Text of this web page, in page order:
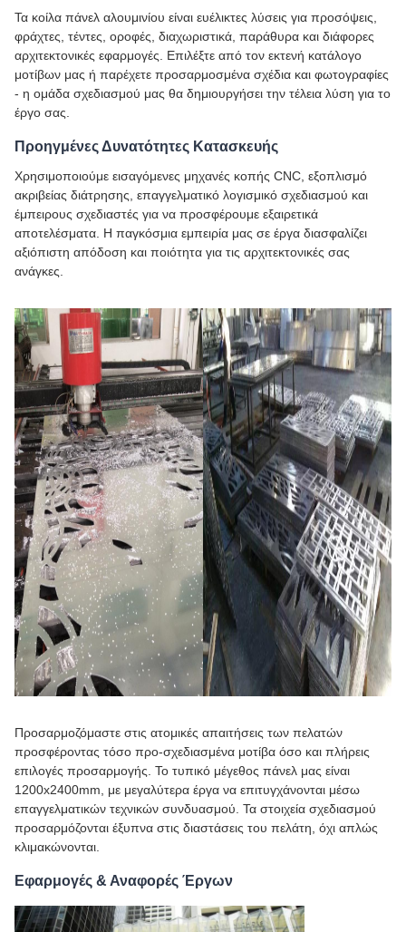
Τα κοίλα πάνελ αλουμινίου είναι ευέλικτες λύσεις για προσόψεις,
φράχτες, τέντες, οροφές, διαχωριστικά, παράθυρα και διάφορες
αρχιτεκτονικές εφαρμογές. Επιλέξτε από τον εκτενή κατάλογο
μοτίβων μας ή παρέχετε προσαρμοσμένα σχέδια και φωτογραφίες
- η ομάδα σχεδιασμού μας θα δημιουργήσει την τέλεια λύση για το
έργο σας.
Προηγμένες Δυνατότητες Κατασκευής
Χρησιμοποιούμε εισαγόμενες μηχανές κοπής CNC, εξοπλισμό
ακριβείας διάτρησης, επαγγελματικό λογισμικό σχεδιασμού και
έμπειρους σχεδιαστές για να προσφέρουμε εξαιρετικά
αποτελέσματα. Η παγκόσμια εμπειρία μας σε έργα διασφαλίζει
αξιόπιστη απόδοση και ποιότητα για τις αρχιτεκτονικές σας
ανάγκες.
Προσαρμοζόμαστε στις ατομικές απαιτήσεις των πελατών
προσφέροντας τόσο προ-σχεδιασμένα μοτίβα όσο και πλήρεις
επιλογές προσαρμογής. Το τυπικό μέγεθος πάνελ μας είναι
1200x2400mm, με μεγαλύτερα έργα να επιτυγχάνονται μέσω
επαγγελματικών τεχνικών συνδυασμού. Τα στοιχεία σχεδιασμού
προσαρμόζονται έξυπνα στις διαστάσεις του πελάτη, όχι απλώς
κλιμακώνονται.
Εφαρμογές & Αναφορές Έργων